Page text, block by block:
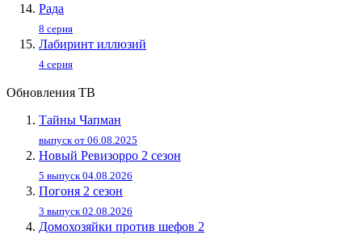
Рада
8 серия
Лабиринт иллюзий
4 серия
Обновления ТВ
Тайны Чапман
выпуск от 06.08.2025
Новый Ревизорро 2 сезон
5 выпуск 04.08.2026
Погоня 2 сезон
3 выпуск 02.08.2026
Домохозяйки против шефов 2